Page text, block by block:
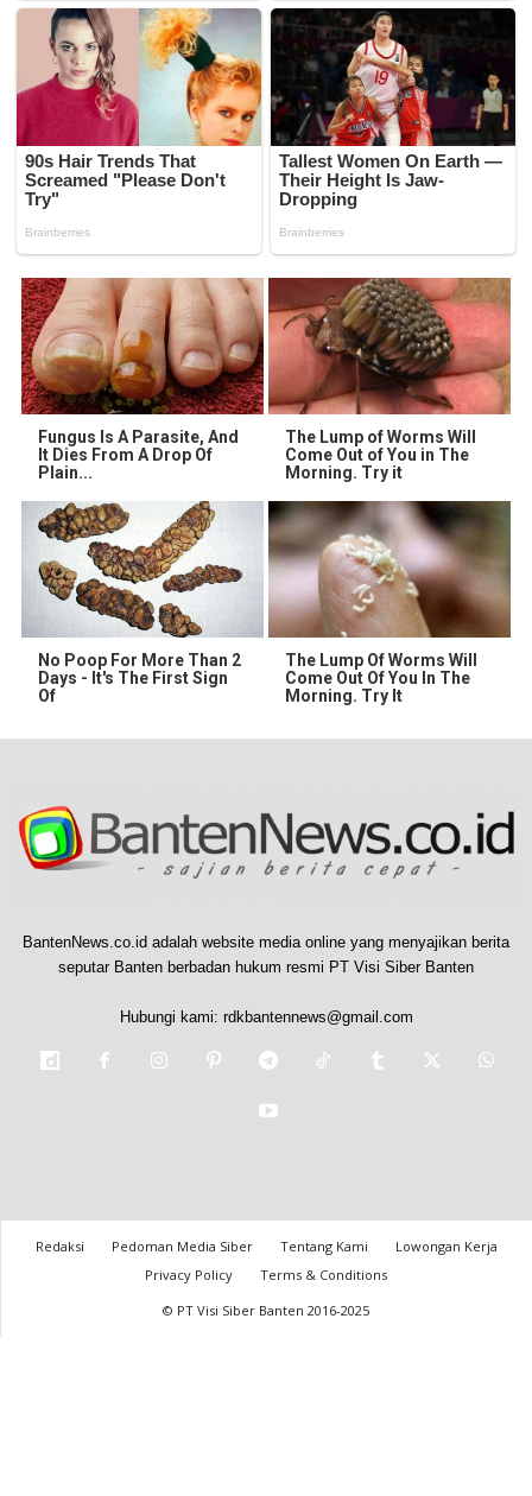
Fungus Is A Parasite, And
It Dies From A Drop Of
Plain...
The Lump of Worms Will
Come Out of You in The
Morning. Try it
No Poop For More Than 2
Days - It's The First Sign
Of
The Lump Of Worms Will
Come Out Of You In The
Morning. Try It
BantenNews.co.id adalah website media online yang menyajikan berita
seputar Banten berbadan hukum resmi PT Visi Siber Banten
Hubungi kami: rdkbantennews@gmail.com
Redaksi Pedoman Media Siber Tentang Kami
Lowongan Kerja
Privacy Policy
Terms & Conditions
© PT Visi Siber Banten 2016-2025